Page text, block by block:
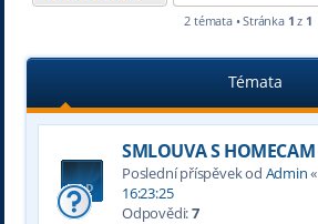
2 témata • Stránka 1 z 1
Témata
SMLOUVA S HOMECAM
Poslední příspěvek od Admin«
16:23:25
Odpovědi:7